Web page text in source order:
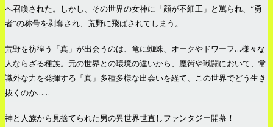
へ召喚された。しかし、その世界の女神に「顔が不細工」と罵られ、“勇
者”の称号を剥奪され、荒野に飛ばされてしまう。
荒野を彷徨う「真」が出会うのは、竜に蜘蛛、オークやドワーフ…様々な
人ならざる種族。元の世界との環境の違いから、魔術や戦闘において、常
識外な力を発揮する「真」多種多様な出会いを経て、この世界でどう生き
抜くのか……
神と人族から見捨てられた男の異世界世直しファンタジー開幕！